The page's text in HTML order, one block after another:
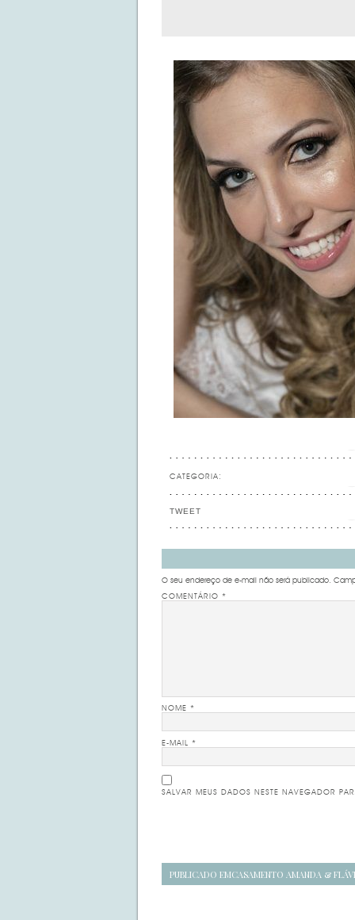
CATEGORIA:
TWEET
O seu endereço de e-mail não será publicado.
COMENTÁRIO *
NOME *
E-MAIL *
SALVAR MEUS DADOS NESTE NAVEGADOR
Navegação
PUBLICADO EMCASAMENTO AMANDA &